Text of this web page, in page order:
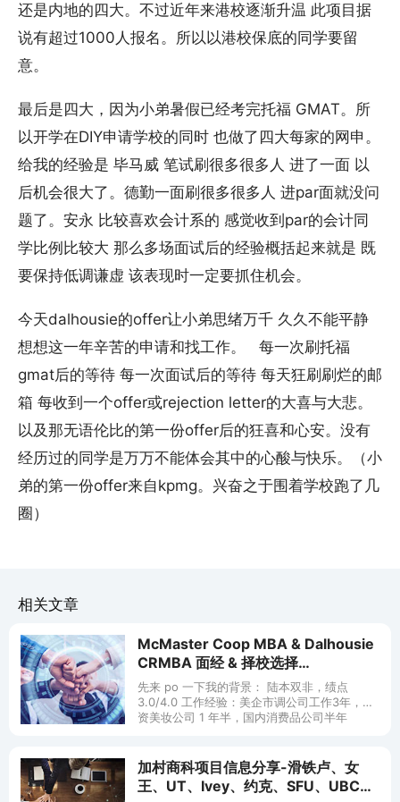
还是内地的四大。不过近年来港校逐渐升温 此项目据
说有超过1000人报名。所以以港校保底的同学要留
意。
最后是四大，因为小弟暑假已经考完托福 GMAT。所
以开学在DIY申请学校的同时 也做了四大每家的网申。
给我的经验是 毕马威 笔试刷很多很多人 进了一面 以
后机会很大了。德勤一面刷很多很多人 进par面就没问
题了。安永 比较喜欢会计系的 感觉收到par的会计同
学比例比较大 那么多场面试后的经验概括起来就是 既
要保持低调谦虚 该表现时一定要抓住机会。
今天dalhousie的offer让小弟思绪万千 久久不能平静
想想这一年辛苦的申请和找工作。 每一次刷托福
gmat后的等待 每一次面试后的等待 每天狂刷刷烂的邮
箱 每收到一个offer或rejection letter的大喜与大悲。
以及那无语伦比的第一份offer后的狂喜和心安。没有
经历过的同学是万万不能体会其中的心酸与快乐。（小
弟的第一份offer来自kpmg。兴奋之于围着学校跑了几
圈）
相关文章
McMaster Coop MBA & Dalhousie
CRMBA 面经 & 择校选择
[2023.01.09]
先来 po 一下我的背景： 陆本双非，绩点
3.0/4.0 工作经验：美企市调公司工作3年，法
资美妆公司 1 年半，国内消费品公司半年
加村商科项目信息分享-滑铁卢、女
王、UT、Ivey、约克、SFU、UBC、